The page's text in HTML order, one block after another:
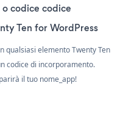
codice codice
Ten for WordPress
qualsiasi elemento Twenty Ten
codice di incorporamento.
il tuo nome_app!